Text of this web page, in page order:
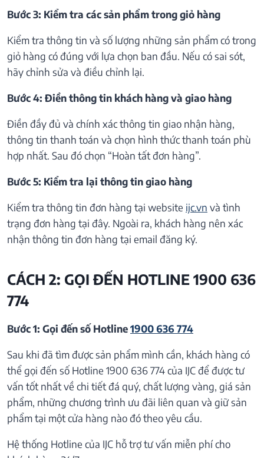
Bước 3: Kiểm tra các sản phẩm trong giỏ hàng
Kiểm tra thông tin và số lượng những sản phẩm có trong
giỏ hàng có đúng với lựa chọn ban đầu. Nếu có sai sót,
hãy chỉnh sửa và điều chỉnh lại.
Bước 4: Điền thông tin khách hàng và giao hàng
Điền đầy đủ và chính xác thông tin giao nhận hàng,
thông tin thanh toán và chọn hình thức thanh toán phù
hợp nhất. Sau đó chọn “Hoàn tất đơn hàng”.
Bước 5: Kiểm tra lại thông tin giao hàng
Kiểm tra thông tin đơn hàng tại website ijc.vn và tình
trạng đơn hàng tại đây. Ngoài ra, khách hàng nên xác
nhận thông tin đơn hàng tại email đăng ký.
CÁCH 2: GỌI ĐẾN HOTLINE 1900 636
774
Bước 1: Gọi đến số Hotline1900 636 774
Sau khi đã tìm được sản phẩm mình cần, khách hàng có
thể gọi đến số Hotline 1900 636 774 của IJC để được tư
vấn tốt nhất về chi tiết đá quý, chất lượng vàng, giá sản
phẩm, những chương trình ưu đãi liên quan và giữ sản
phẩm tại một cửa hàng nào đó theo yêu cầu.
Hệ thống Hotline của IJC hỗ trợ tư vấn miễn phí cho